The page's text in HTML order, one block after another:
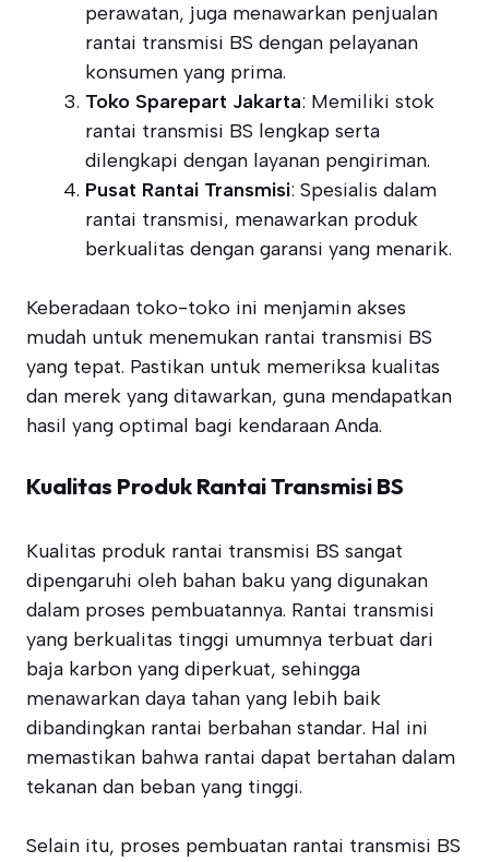
perawatan, juga menawarkan penjualan
rantai transmisi BS dengan pelayanan
konsumen yang prima.
Toko Sparepart Jakarta: Memiliki stok
rantai transmisi BS lengkap serta
dilengkapi dengan layanan pengiriman.
Pusat Rantai Transmisi: Spesialis dalam
rantai transmisi, menawarkan produk
berkualitas dengan garansi yang menarik.
Keberadaan toko-toko ini menjamin akses
mudah untuk menemukan rantai transmisi BS
yang tepat. Pastikan untuk memeriksa kualitas
dan merek yang ditawarkan, guna mendapatkan
hasil yang optimal bagi kendaraan Anda.
Kualitas Produk Rantai Transmisi BS
Kualitas produk rantai transmisi BS sangat
dipengaruhi oleh bahan baku yang digunakan
dalam proses pembuatannya. Rantai transmisi
yang berkualitas tinggi umumnya terbuat dari
baja karbon yang diperkuat, sehingga
menawarkan daya tahan yang lebih baik
dibandingkan rantai berbahan standar. Hal ini
memastikan bahwa rantai dapat bertahan dalam
tekanan dan beban yang tinggi.
Selain itu, proses pembuatan rantai transmisi BS